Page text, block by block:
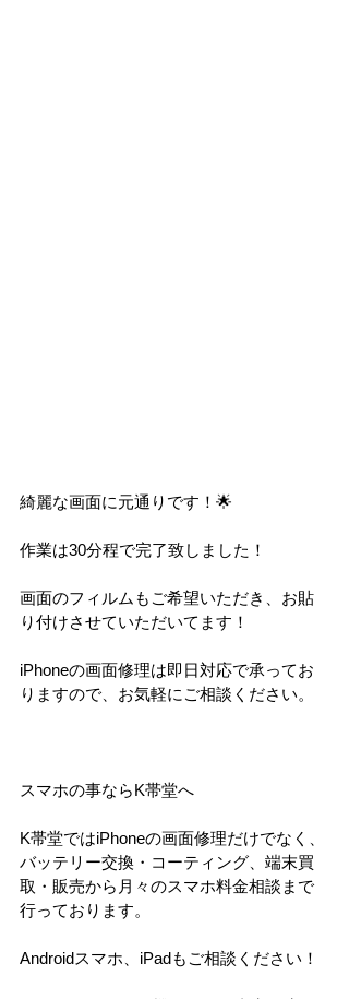
綺麗な画面に元通りです！🌟
作業は30分程で完了致しました！
画面のフィルムもご希望いただき、お貼
り付けさせていただいてます！
iPhoneの画面修理は即日対応で承ってお
りますので、お気軽にご相談ください。
スマホの事ならK帯堂へ
K帯堂ではiPhoneの画面修理だけでなく、
バッテリー交換・コーティング、端末買
取・販売から月々のスマホ料金相談まで
行っております。
Androidスマホ、iPadもご相談ください！